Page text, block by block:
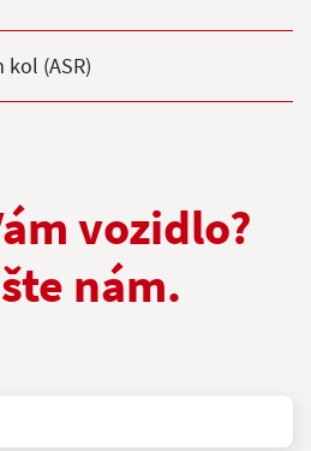
(ASR)
vozidlo?
nám.